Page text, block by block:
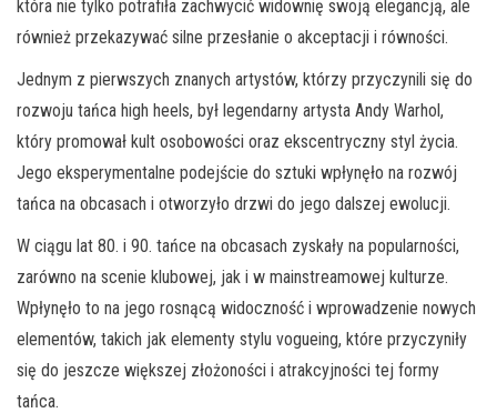
która nie tylko potrafiła zachwycić widownię swoją elegancją, ale
również przekazywać silne przesłanie o akceptacji i równości.
Jednym z pierwszych znanych artystów, którzy przyczynili się do
rozwoju tańca high heels, był legendarny artysta Andy Warhol,
który promował kult osobowości oraz ekscentryczny styl życia.
Jego eksperymentalne podejście do sztuki wpłynęło na rozwój
tańca na obcasach i otworzyło drzwi do jego dalszej ewolucji.
W ciągu lat 80. i 90. tańce na obcasach zyskały na popularności,
zarówno na scenie klubowej, jak i w mainstreamowej kulturze.
Wpłynęło to na jego rosnącą widoczność i wprowadzenie nowych
elementów, takich jak elementy stylu vogueing, które przyczyniły
się do jeszcze większej złożoności i atrakcyjności tej formy
tańca.